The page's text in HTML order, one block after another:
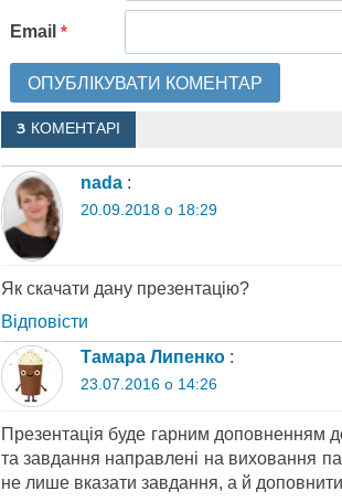
Email *
3 КОМЕНТАРІ
nada :
20.09.2018 о 18:29
Як скачати дану презентацію?
Відповіcти
Тамара Липенко :
23.07.2016 о 14:26
Презентація буде гарним доповненням
та завдання направлені на виховання
не лише вказати завдання, а й